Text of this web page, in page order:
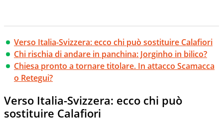
Verso Italia-Svizzera: ecco chi può sostituire Calafiori
Chi rischia di andare in panchina: Jorginho in bilico?
Chiesa pronto a tornare titolare. In attacco Scamacca
o Retegui?
Verso Italia-Svizzera: ecco chi può
sostituire Calafiori